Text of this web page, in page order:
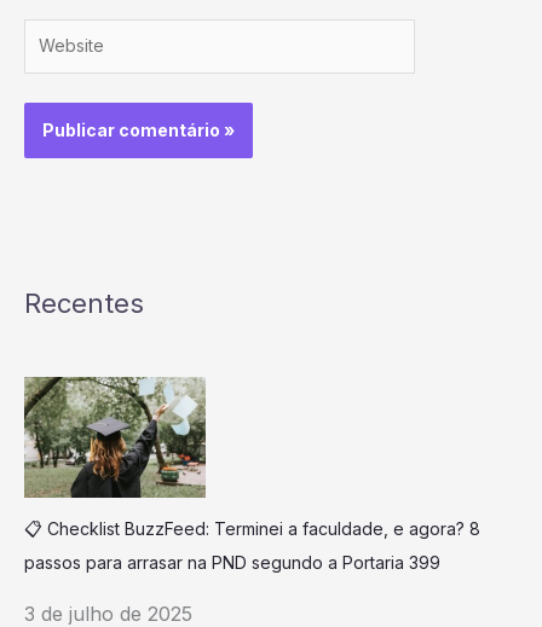
Recentes
📋 Checklist BuzzFeed: Terminei a faculdade, e agora? 8
passos para arrasar na PND segundo a Portaria 399
3 de julho de 2025